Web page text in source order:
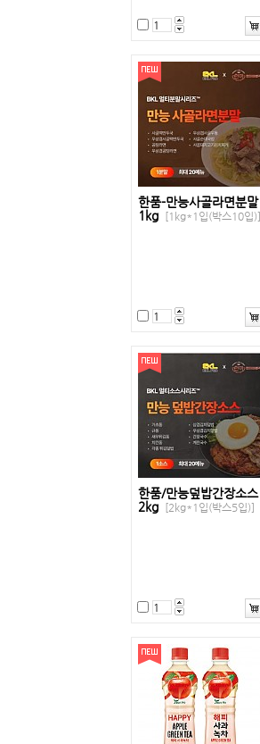
한품-만능사골라면분말
1kg
[1kg*1입(박스10입)]
한품/만능덮밥간장소스
2kg
[2kg*1입(박스5입)]